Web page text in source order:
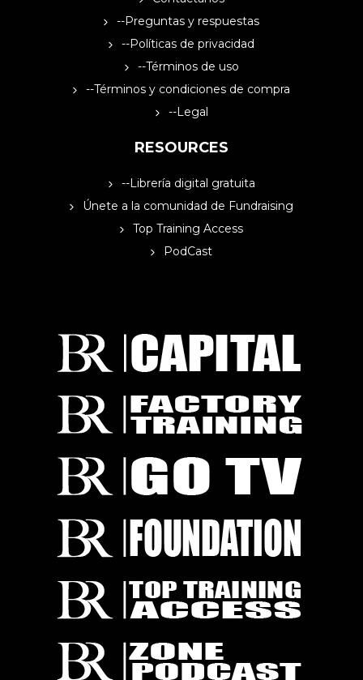
--Preguntas y respuestas
--Políticas de privacidad
--Términos de uso
--Términos y condiciones de compra
--Legal
RESOURCES
--Librería digital gratuita
Únete a la comunidad de Fundraising
Top Training Access
PodCast